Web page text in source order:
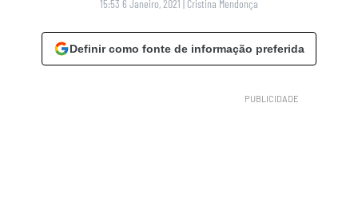
15:53 6 Janeiro, 2021 | Cristina Mendonça
Definir como fonte de informação preferida